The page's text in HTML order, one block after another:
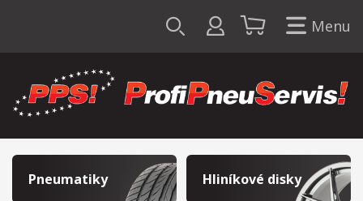
Menu
Pneumatiky Hliníkové disky